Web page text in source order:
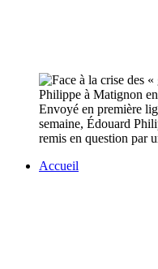
Envoyé en première
semaine, Édouard
remis en question par
Accueil